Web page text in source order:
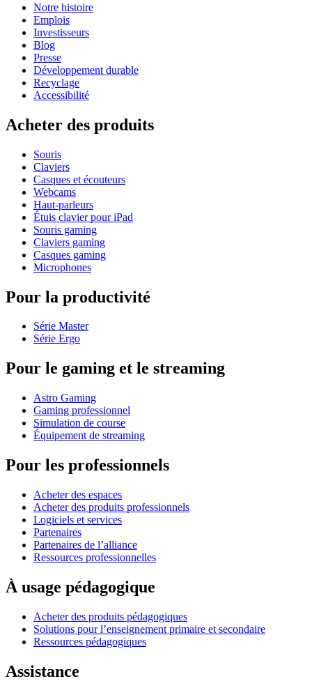
Notre histoire
Emplois
Investisseurs
Blog
Presse
Développement durable
Recyclage
Accessibilité
Acheter des produits
Souris
Claviers
Casques et écouteurs
Webcams
Haut-parleurs
Étuis clavier pour iPad
Souris gaming
Claviers gaming
Casques gaming
Microphones
Pour la productivité
Série Master
Série Ergo
Pour le gaming et le streaming
Astro Gaming
Gaming professionnel
Simulation de course
Équipement de streaming
Pour les professionnels
Acheter des espaces
Acheter des produits professionnels
Logiciels et services
Partenaires
Partenaires de l’alliance
Ressources professionnelles
À usage pédagogique
Acheter des produits pédagogiques
Solutions pour l’enseignement primaire et secondaire
Ressources pédagogiques
Assistance